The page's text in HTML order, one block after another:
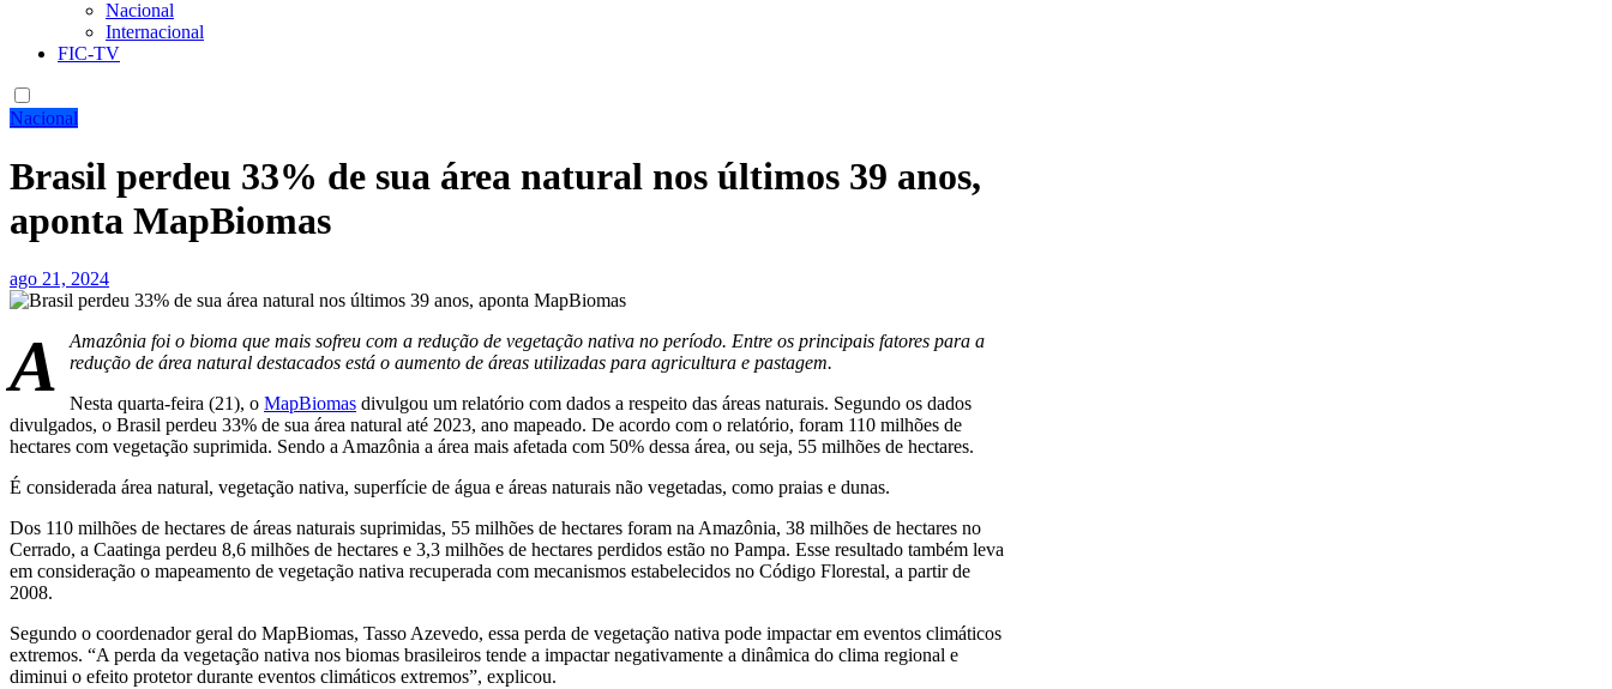
Nacional
Internacional
FIC-TV
Nacional
Brasil perdeu 33% de sua área natural nos últimos 39 anos,
aponta MapBiomas
ago 21, 2024
A
Amazônia foi o bioma que mais sofreu com a redução de vegetação nativa no período. Entre os principais fatores para a
redução de área natural destacados está o aumento de áreas utilizadas para agricultura e pastagem.
Nesta quarta-feira (21), o MapBiomas divulgou um relatório com dados a respeito das áreas naturais. Segundo os dados
divulgados, o Brasil perdeu 33% de sua área natural até 2023, ano mapeado. De acordo com o relatório, foram 110 milhões de
hectares com vegetação suprimida. Sendo a Amazônia a área mais afetada com 50% dessa área, ou seja, 55 milhões de hectares.
É considerada área natural, vegetação nativa, superfície de água e áreas naturais não vegetadas, como praias e dunas.
Dos 110 milhões de hectares de áreas naturais suprimidas, 55 milhões de hectares foram na Amazônia, 38 milhões de hectares no
Cerrado, a Caatinga perdeu 8,6 milhões de hectares e 3,3 milhões de hectares perdidos estão no Pampa. Esse resultado também leva
em consideração o mapeamento de vegetação nativa recuperada com mecanismos estabelecidos no Código Florestal, a partir de
2008.
Segundo o coordenador geral do MapBiomas, Tasso Azevedo, essa perda de vegetação nativa pode impactar em eventos climáticos
extremos. “A perda da vegetação nativa nos biomas brasileiros tende a impactar negativamente a dinâmica do clima regional e
diminui o efeito protetor durante eventos climáticos extremos”, explicou.